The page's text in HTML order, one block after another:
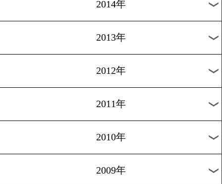
2017年
2016年
2015年
2014年